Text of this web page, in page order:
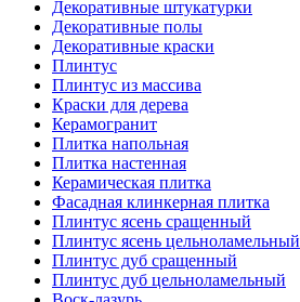
Декоративные штукатурки
Декоративные полы
Декоративные краски
Плинтус
Плинтус из массива
Краски для дерева
Керамогранит
Плитка напольная
Плитка настенная
Керамическая плитка
Фасадная клинкерная плитка
Плинтус ясень сращенный
Плинтус ясень цельноламельный
Плинтус дуб сращенный
Плинтус дуб цельноламельный